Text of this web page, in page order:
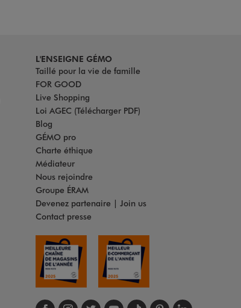
L'ENSEIGNE GÉMO
Taillé pour la vie de famille
FOR GOOD
Live Shopping
Loi AGEC (Télécharger PDF)
Blog
GÉMO pro
Charte éthique
Médiateur
Nous rejoindre
Groupe ÉRAM
Devenez partenaire | Join us
Contact presse